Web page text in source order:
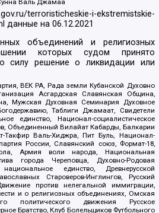
Валь Джамаа
terroristicheskie-i-ekstremistskie-
данные на06.12.2021
объединений и религиозных
которых судом принято
силу решение о ликвидации или
ВЕК РА, Рада земли Кубанской Духовно
Асгардская Славянская Община,
Мужская Духовная Семинария Духовное
Таблиги Джамаат, Свидетели
единство, Национал-социалистическое
Объединенный Вилайат Кабарды, Балкарии
Валь-Хиджра, Пит Буль, Национал-
России, Славянский союз, Формат-18,
Армия воли народа, Национальная
города Череповца, Духовно-Родовая
единство, Древнерусской
Староверов-Инглингов, Русский
против нелегальной иммиграции,
и о религиозных объединениях, Омская
политического движения Русское
Братство, Клуб Болельщиков Футбольного